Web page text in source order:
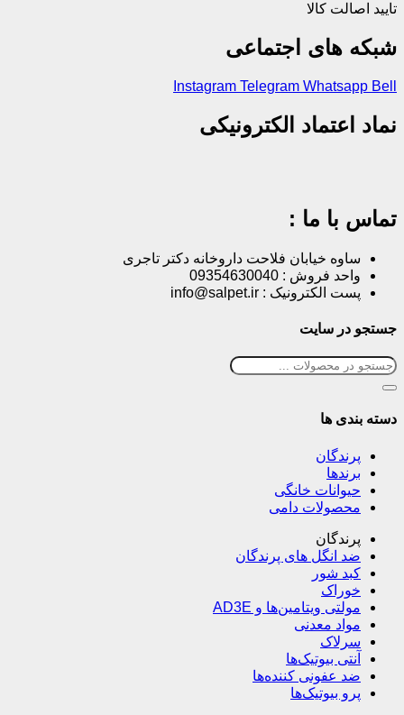
تایید اصالت کالا
شبکه های اجتماعی
Instagram Telegram Whatsapp Bell
نماد اعتماد الکترونیکی
تماس با ما :
ساوه خیابان فلاحت داروخانه دکتر تاجری
واحد فروش : 09354630040
پست الکترونیک : info@salpet.ir
جستجو در سایت
دسته بندی ها
پرندگان
برندها
حیوانات خانگی
محصولات دامی
پرندگان
ضد انگل های پرندگان
کبد شور
خوراک
مولتی ویتامین‌ها و AD3E
مواد معدنی
سرلاک
آنتی بیوتیک‌ها
ضد عفونی کننده‌ها
پرو بیوتیک‌ها